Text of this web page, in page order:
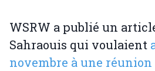
WSRW a publié un
Sahraouis qui voulaient
novembre à une